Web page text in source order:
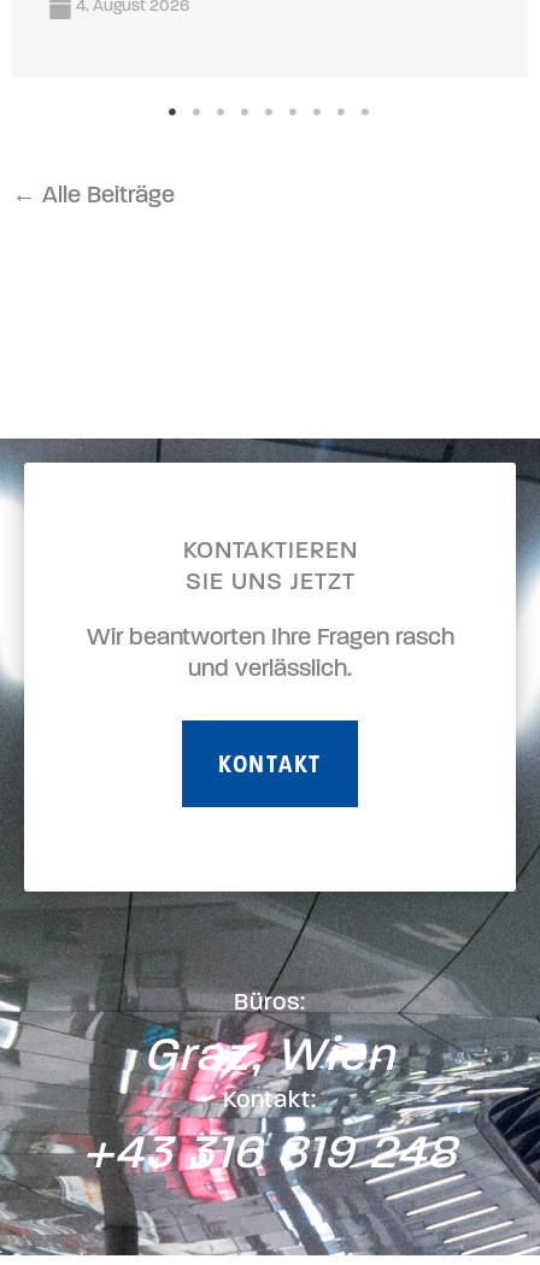
4. August 2026
← Alle Beiträge
KONTAKTIEREN
SIE UNS JETZT
Wir beantworten Ihre Fragen rasch
und verlässlich.
KONTAKT
Büros:
Graz, Wien
Kontakt:
+43 316 819 248